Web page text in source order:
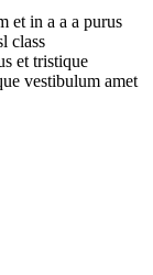
et in a a a purus
class
et tristique
vestibulum amet